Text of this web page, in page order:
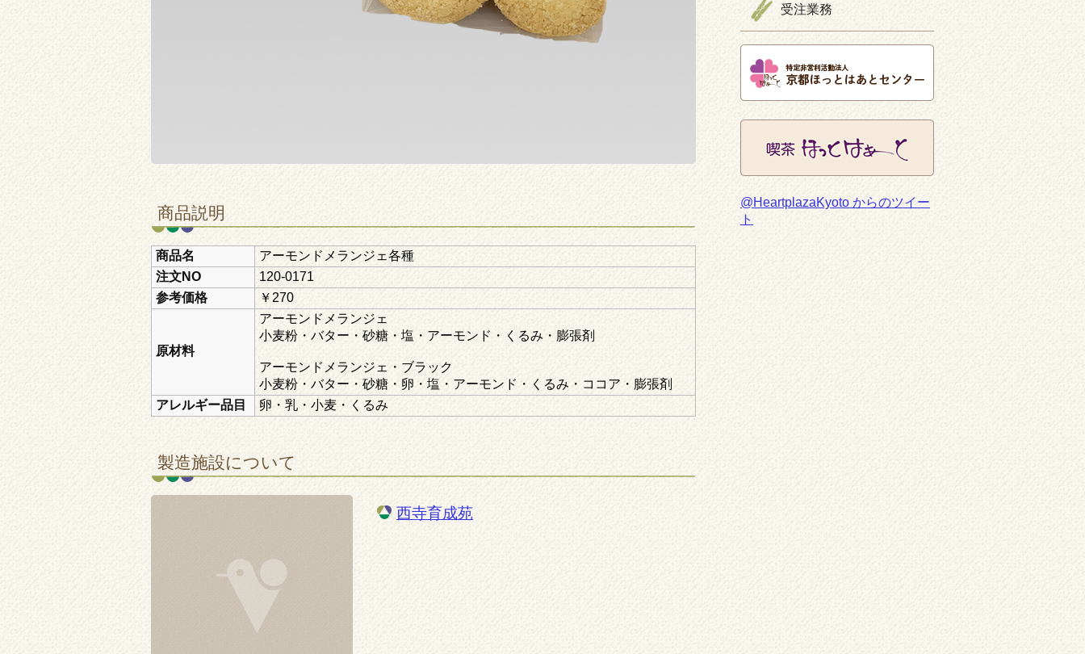
商品説明
商品名
アーモンドメランジェ各種
注文NO
120-0171
参考価格
￥270
原材料
アーモンドメランジェ
小麦粉・バター・砂糖・塩・アーモンド・くるみ・膨張剤
アーモンドメランジェ・ブラック
小麦粉・バター・砂糖・卵・塩・アーモンド・くるみ・ココア・膨張剤
アレルギー品目
卵・乳・小麦・くるみ
製造施設について
西寺育成苑
受注業務
@HeartplazaKyoto からのツイー
ト